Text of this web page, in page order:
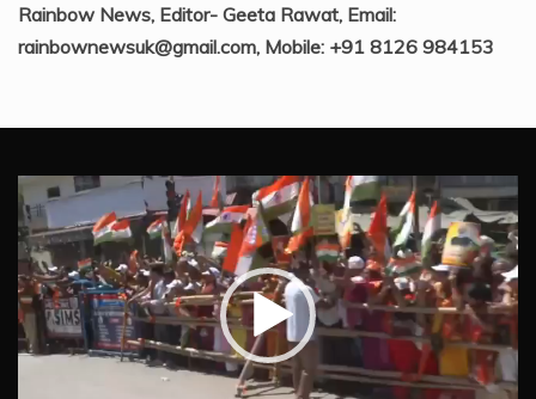
Rainbow News, Editor- Geeta Rawat, Email:
rainbownewsuk@gmail.com, Mobile: +91 8126 984153
Video
Player